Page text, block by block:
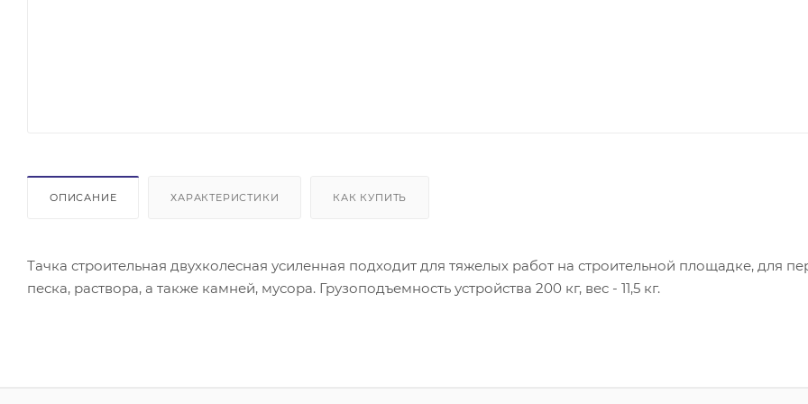
ОПИСАНИЕ ХАРАКТЕРИСТИКИ КАК КУПИТЬ
Тачка строительная двухколесная усиленная подходит для тяжелых работ на строительной площадке, для
песка, раствора, а также камней, мусора. Грузоподъемность устройства 200 кг, вес - 11,5 кг.